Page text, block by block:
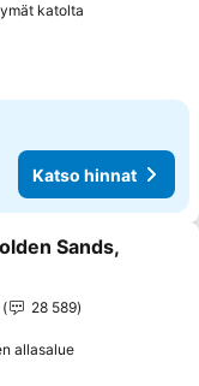
katolta
Katso hinnat
Sands,
28 589
allasalueKatso hinnat